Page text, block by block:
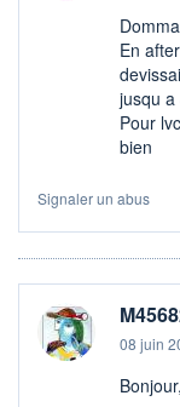
En
jusqu
Pour
bien
Signaler un abus
08 juin